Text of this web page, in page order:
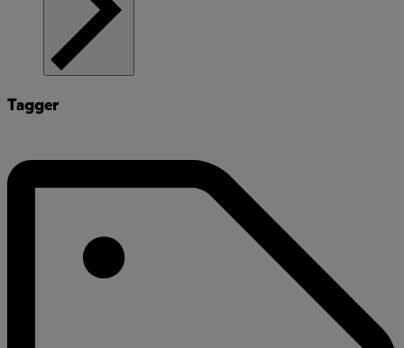
Tagger